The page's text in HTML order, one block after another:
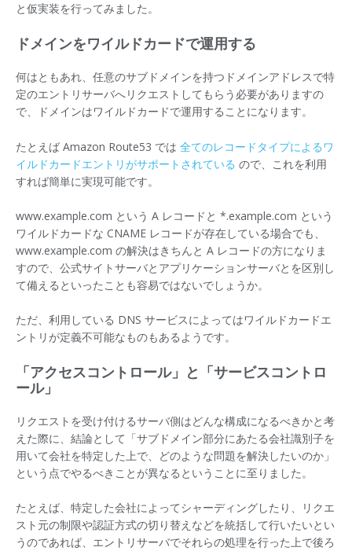
と仮実装を行ってみました。
ドメインをワイルドカードで運用する
何はともあれ、任意のサブドメインを持つドメインアドレスで特
定のエントリサーバへリクエストしてもらう必要がありますの
で、ドメインはワイルドカードで運用することになります。
たとえば Amazon Route53 では 全てのレコードタイプによるワ
イルドカードエントリがサポートされている ので、これを利用
すれば簡単に実現可能です。
www.example.com という A レコードと *.example.com という
ワイルドカードな CNAME レコードが存在している場合でも、
www.example.com の解決はきちんと A レコードの方になりま
すので、公式サイトサーバとアプリケーションサーバとを区別し
て備えるといったことも容易ではないでしょうか。
ただ、利用している DNS サービスによってはワイルドカードエ
ントリが定義不可能なものもあるようです。
「アクセスコントロール」と「サービスコントロ
ール」
リクエストを受け付けるサーバ側はどんな構成になるべきかと考
えた際に、結論として「サブドメイン部分にあたる会社識別子を
用いて会社を特定した上で、どのような問題を解決したいのか」
という点でやるべきことが異なるということに至りました。
たとえば、特定した会社によってシャーディングしたり、リクエ
スト元の制限や認証方式の切り替えなどを統括して行いたいとい
うのであれば、エントリサーバでそれらの処理を行った上で後ろ